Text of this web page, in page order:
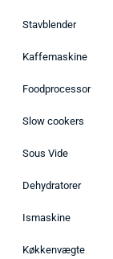
Stavblender
Kaffemaskine
Foodprocessor
Slow cookers
Sous Vide
Dehydratorer
Ismaskine
Køkkenvægte